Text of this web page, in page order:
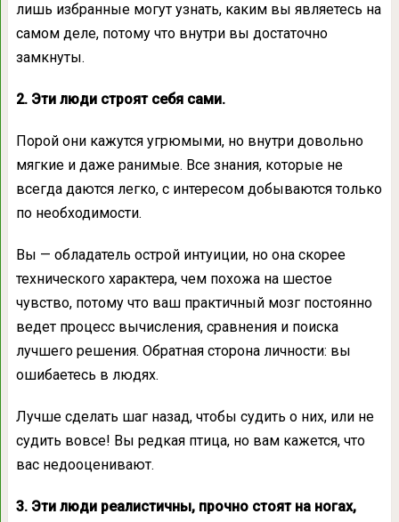
лишь избранные могут узнать, каким вы являетесь на
самом деле, потому что внутри вы достаточно
замкнуты.
2. Эти люди строят себя сами.
Порой они кажутся угрюмыми, но внутри довольно
мягкие и даже ранимые. Все знания, которые не
всегда даются легко, с интересом добываются только
по необходимости.
Вы — обладатель острой интуиции, но она скорее
технического характера, чем похожа на шестое
чувство, потому что ваш практичный мозг постоянно
ведет процесс вычисления, сравнения и поиска
лучшего решения. Обратная сторона личности: вы
ошибаетесь в людях.
Лучше сделать шаг назад, чтобы судить о них, или не
судить вовсе! Вы редкая птица, но вам кажется, что
вас недооценивают.
3. Эти люди реалистичны, прочно стоят на ногах,